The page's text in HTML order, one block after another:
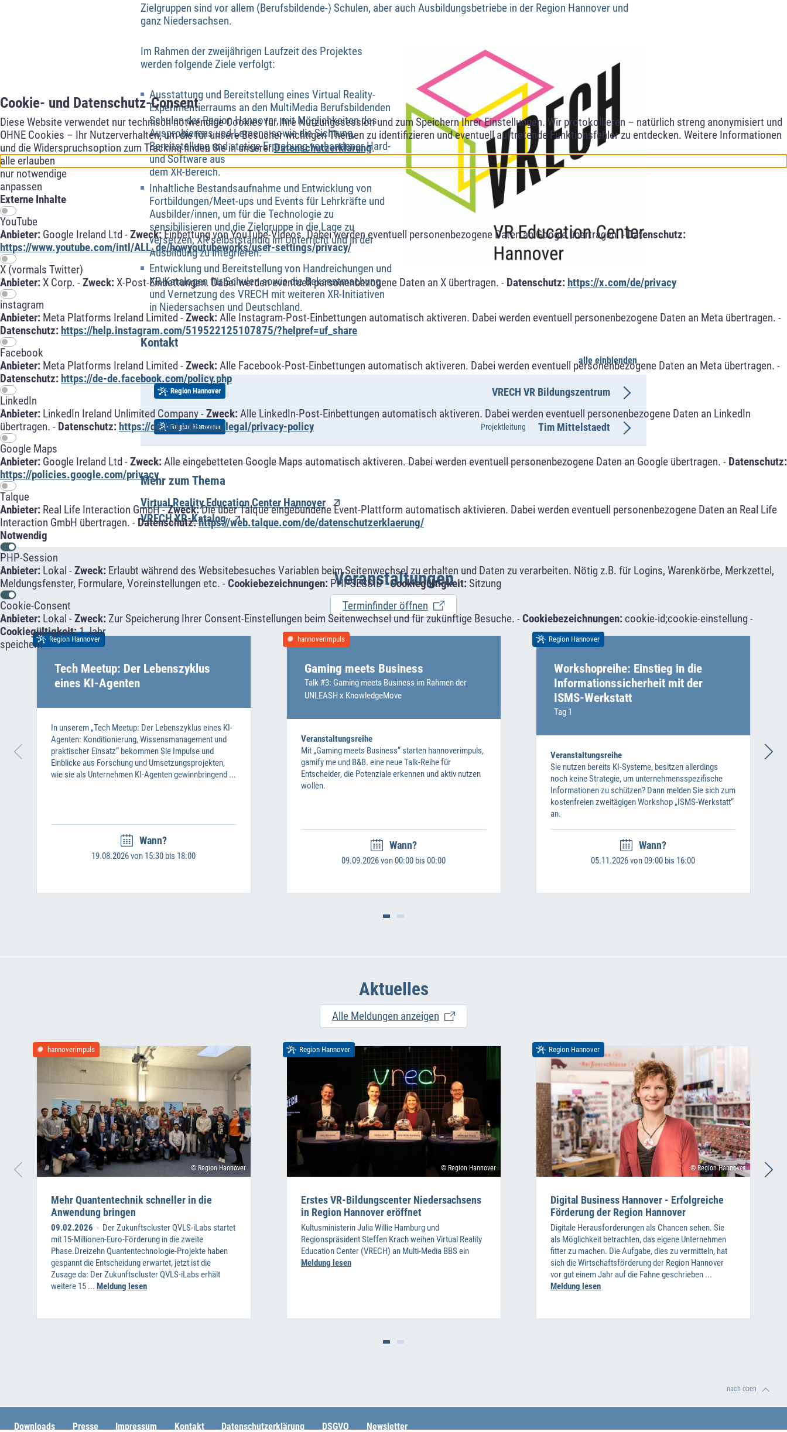
Cookie- und Datenschutz-Consent
Diese Website verwendet nur technisch notwendige Cookies für Ihre Nutzungssession und zum Speichern Ihrer Einstellungen. Wir protokollieren – natürlich streng anonymisiert und
OHNE Cookies – Ihr Nutzerverhalten, um die für unsere Besucher wichtigen Themen zu identifizieren und eventuell auftretende Funktionsfehler zu entdecken. Weitere Informationen
und die Widerspruchsoption zum Tracking finden Sie in unsererDatenschutzerklärung.
alle erlauben
nur notwendige
anpassen
Externe Inhalte
YouTube
Anbieter: Google Ireland Ltd -Zweck:Einbettung von YouTube-Videos. Dabei werden eventuell personenbezogene Daten an Google übertragen. -Datenschutz:
https://www.youtube.com/intl/ALL_de/howyoutubeworks/user-settings/privacy/
X (vormals Twitter)
Anbieter:X Corp. -Zweck:X-Post-Einbettungen. Dabei werden eventuell personenbezogene Daten an X übertragen. - Datenschutz: https://x.com/de/privacy
instagram
Anbieter: Meta Platforms Ireland Limited -Zweck:Alle Instagram-Post-Einbettungen automatisch aktiveren. Dabei werden eventuell personenbezogene Daten an Meta übertragen. -
Datenschutz: https://help.instagram.com/519522125107875/?helpref=uf_share
Facebook
Anbieter: Meta Platforms Ireland Limited -Zweck:Alle Facebook-Post-Einbettungen automatisch aktiveren. Dabei werden eventuell personenbezogene Daten an Meta übertragen. -
Datenschutz: https://de-de.facebook.com/policy.php
LinkedIn
Anbieter: LinkedIn Ireland Unlimited Company -Zweck:Alle LinkedIn-Post-Einbettungen automatisch aktiveren. Dabei werden eventuell personenbezogene Daten an LinkedIn
übertragen. - Datenschutz: https://de.linkedin.com/legal/privacy-policy
Google Maps
Anbieter: Google Ireland Ltd -Zweck:Alle eingebetteten Google Maps automatisch aktiveren. Dabei werden eventuell personenbezogene Daten an Google übertragen. - Datenschutz:
https://policies.google.com/privacy
Talque
Anbieter: Real Life Interaction GmbH -Zweck:Die über Talque eingebundene Event-Plattform automatisch aktivieren. Dabei werden eventuell personenbezogene Daten an Real Life
Interaction GmbH übertragen. - Datenschutz:https://web.talque.com/de/datenschutzerklaerung/
Notwendig
PHP-Session
Anbieter: Lokal -Zweck: Erlaubt während des Websitebesuches Variablen beim Seitenwechsel zu erhalten und Daten zu verarbeiten. Nötig z.B. für Logins, Warenkörbe, Merkzettel,
Meldungsfenster, Formulare, Voreinstellungen etc. -Cookiebezeichnungen: PHPSESSID -Cookiegültigkeit:Sitzung
Cookie-Consent
Anbieter: Lokal -Zweck:Zur Speicherung Ihrer Consent-Einstellungen beim Seitenwechsel und für zukünftige Besuche. -Cookiebezeichnungen: cookie-id;cookie-einstellung -
Cookiegültigkeit:1 Jahr
speichern
Zielgruppen sind vor allem (Berufsbildende-) Schulen, aber auch Ausbildungsbetriebe in der Region Hannover und
ganz Niedersachsen.
Im Rahmen der zweijährigen Laufzeit des Projektes
werden folgende Ziele verfolgt:
Ausstattung und Bereitstellung eines Virtual Reality-
Experimentierraums an den MultiMedia Berufsbildenden
Schulen der Region Hannover, mit Möglichkeiten des
Ausprobierens und Lernens sowie die Sichtung,
Bereitstellung und stetige Erprobung vorhandener Hard-
und Software aus
dem XR-Bereich.
Inhaltliche Bestandsaufnahme und Entwicklung von
Fortbildungen/Meet-ups und Events für Lehrkräfte und
Ausbilder/innen, um für die Technologie zu
sensibilisieren und die Zielgruppe in die Lage zu
versetzen, XR selbstständig im Unterricht und in der
Ausbildung zu integrieren.
Entwicklung und Bereitstellung von Handreichungen und
XR-Katalogen für Schulen sowie die Bekanntmachung
und Vernetzung des VRECH mit weiteren XR-Initiativen
in Niedersachsen und Deutschland.
Kontakt
alle einblenden
Region Hannover VRECH VR Bildungszentrum
Region Hannover Projektleitung Tim Mittelstaedt
Mehr zum Thema
Virtual Reality Education Center Hannover
VRECH XR-Katalog
Veranstaltungen
Terminfinder öffnen
Region Hannover
Tech Meetup: Der Lebenszyklus
eines KI-Agenten
In unserem „Tech Meetup: Der Lebenszyklus eines KI-
Agenten: Konditionierung, Wissensmanagement und
praktischer Einsatz“ bekommen Sie Impulse und
Einblicke aus Forschung und Umsetzungsprojekten,
wie sie als Unternehmen KI-Agenten gewinnbringend ...
Wann?
19.08.2026 von 15:30 bis 18:00
hannoverimpuls
Gaming meets Business
Talk #3: Gaming meets Business im Rahmen der
UNLEASH x KnowledgeMove
Veranstaltungsreihe
Mit „Gaming meets Business“ starten hannoverimpuls,
gamify me und B&B. eine neue Talk-Reihe für
Entscheider, die Potenziale erkennen und aktiv nutzen
wollen.
Wann?
09.09.2026 von 00:00 bis 00:00
Region Hannover
Workshopreihe: Einstieg in die
Informationssicherheit mit der
ISMS-Werkstatt
Tag 1
Veranstaltungsreihe
Sie nutzen bereits KI-Systeme, besitzen allerdings
noch keine Strategie, um unternehmensspezifische
Informationen zu schützen? Dann melden Sie sich zum
kostenfreien zweitägigen Workshop „ISMS-Werkstatt“
an.
Wann?
05.11.2026 von 09:00 bis 16:00
Aktuelles
Alle Meldungen anzeigen
hannoverimpuls
© Region Hannover
Mehr Quantentechnik schneller in die
Anwendung bringen
09.02.2026 - Der Zukunftscluster QVLS-iLabs startet
mit 15-Millionen-Euro-Förderung in die zweite
Phase.Dreizehn Quantentechnologie-Projekte haben
gespannt die Entscheidung erwartet, jetzt ist die
Zusage da: Der Zukunftscluster QVLS-iLabs erhält
weitere 15 ... Meldung lesen
Region Hannover
© Region Hannover
Erstes VR-Bildungscenter Niedersachsens
in Region Hannover eröffnet
Kultusministerin Julia Willie Hamburg und
Regionspräsident Steffen Krach weihen Virtual Reality
Education Center (VRECH) an Multi-Media BBS ein
Meldung lesen
Region Hannover
© Region Hannover
Digital Business Hannover - Erfolgreiche
Förderung der Region Hannover
Digitale Herausforderungen als Chancen sehen. Sie
als Möglichkeit betrachten, das eigene Unternehmen
fitter zu machen. Die Aufgabe, dies zu vermitteln, hat
sich die Wirtschaftsförderung der Region Hannover
vor gut einem Jahr auf die Fahne geschrieben ...
Meldung lesen
nach oben
Downloads Presse Impressum Kontakt Datenschutzerklärung DSGVO Newsletter